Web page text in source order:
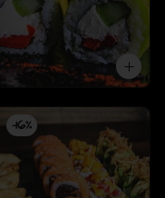
-16%